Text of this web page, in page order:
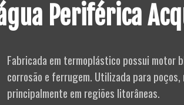
Periférica
Fabricada em termoplástico possui motor
corrosão e ferrugem. Utilizada para
principalmente em regiões litorâneas.